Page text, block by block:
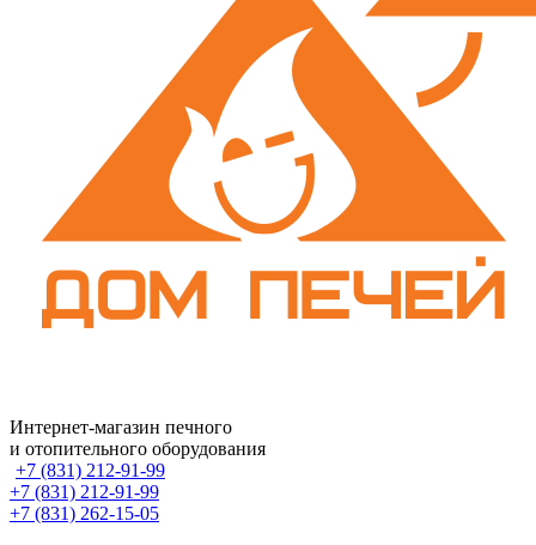
Интернет-магазин печного
и отопительного оборудования
+7 (831) 212-91-99
+7 (831) 212-91-99
+7 (831) 262-15-05